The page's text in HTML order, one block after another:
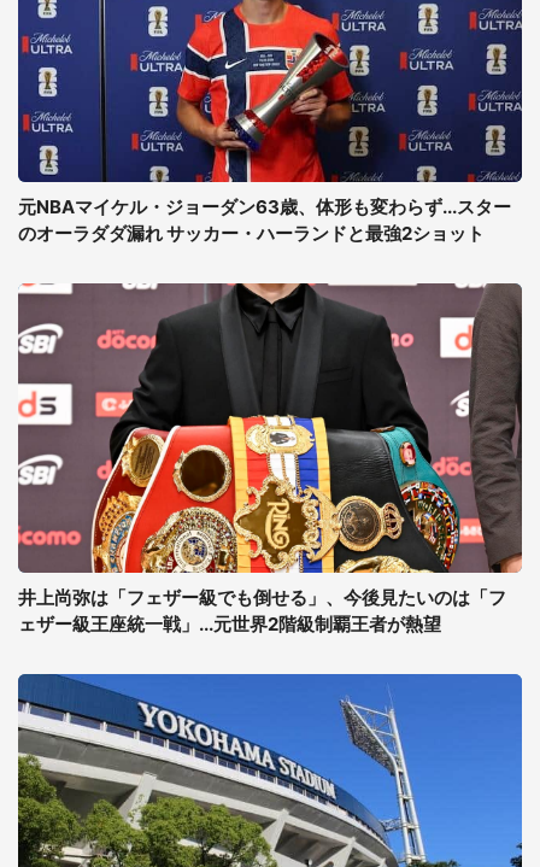
元NBAマイケル・ジョーダン63歳、体形も変わらず...スター
のオーラダダ漏れ サッカー・ハーランドと最強2ショット
井上尚弥は「フェザー級でも倒せる」、今後見たいのは「フ
ェザー級王座統一戦」...元世界2階級制覇王者が熱望